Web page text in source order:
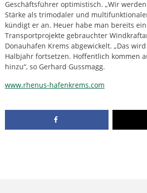
Geschäftsführer optimistisch. „Wir
Stärke als trimodaler und
kündigt er an. Heuer habe man bereits
Transportprojekte gebrauchter
Donauhafen Krems abgewickelt. „Das
Halbjahr fortsetzen. Hoffentlich kommen
hinzu“, so Gerhard Gussmagg.
www.rhenus-hafenkrems.com